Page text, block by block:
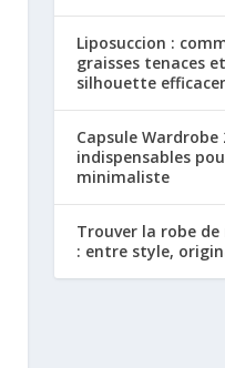
Liposuccion :
graisses tenaces
silhouette
Capsule Wardrobe
indispensables
minimaliste
Trouver la robe
: entre style,